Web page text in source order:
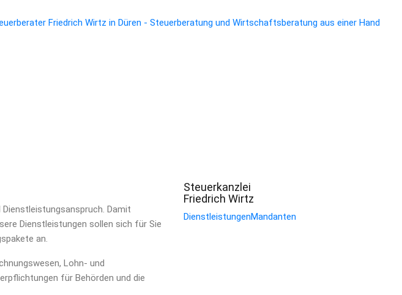
Steuerkanzlei
Friedrich Wirtz
DienstleistungenMandanten
Damit
Dienstleistungen sollen sich für Sie
an.
Lohn- und
für Behörden und die